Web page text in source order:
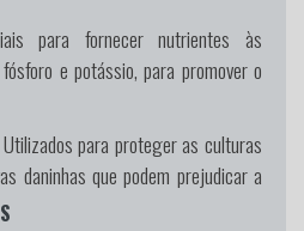
para fornecer nutrientes às
e potássio, para promover o
Utilizados para proteger as culturas
daninhas que podem prejudicar a